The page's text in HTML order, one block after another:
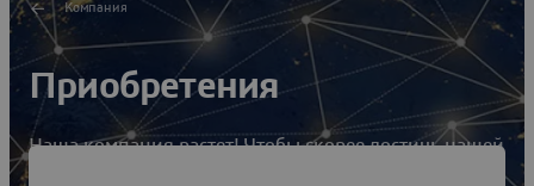
Компания
Приобретения
Наша компания растет! Чтобы скорее достичь нашей